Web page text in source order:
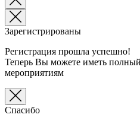
Зарегистрированы
Регистрация прошла успешно!
Теперь Вы можете иметь
мероприятиям
Спасибо